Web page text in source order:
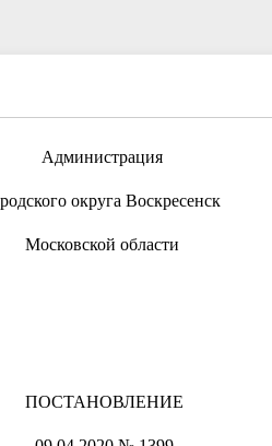
Администрация
округа Воскресенск
Московской области
ПОСТАНОВЛЕНИЕ